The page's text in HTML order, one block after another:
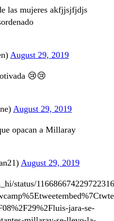
las mujeres akfjjsjfjdjs
August 29, 2019
😢😢
August 29, 2019
opacan a Millaray
August 29, 2019
status/
jara-se-